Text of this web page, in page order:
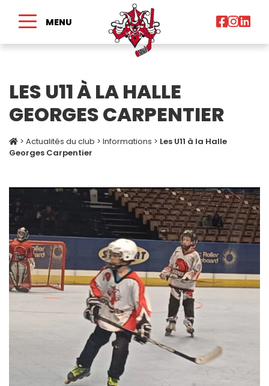
MENU
LES U11 À LA HALLE
GEORGES CARPENTIER
> Actualités du club > Informations > Les U11 à la Halle
Georges Carpentier